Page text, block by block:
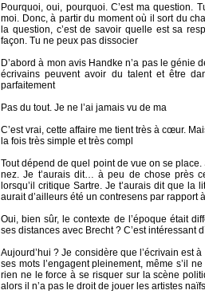
Pourquoi, oui, pourquoi. C’est ma question.
moi. Donc, à partir du moment où il sort du
la question, c’est de savoir quelle est sa
façon. Tu ne peux pas dissocier
D’abord à mon avis Handke n’a pas le
écrivains peuvent avoir du talent et être
parfaitement
Pas du tout. Je ne l’ai jamais vu de ma
C’est vrai, cette affaire me tient très à cœur.
la fois très simple et très compl
Tout dépend de quel point de vue on se
nez. Je t’aurais dit… à peu de chose près
lorsqu’il critique Sartre. Je t’aurais dit que
aurait d’ailleurs été un contresens par
Oui, bien sûr, le contexte de l’époque était
ses distances avec Brecht ? C’est intéressant
Aujourd’hui ? Je considère que l’écrivain est
ses mots l’engagent pleinement, même s’il
rien ne le force à se risquer sur la scène
alors il n’a pas le droit de jouer les artistes